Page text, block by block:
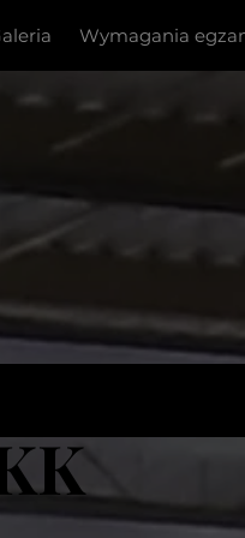
Wymagania